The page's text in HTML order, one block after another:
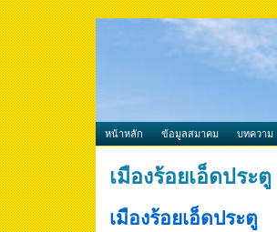
หน้าหลัก ข้อมูลสมาคม บทความ
เมืองร้อยเอ็ดประตู
เมืองร้อยเอ็ดประตู